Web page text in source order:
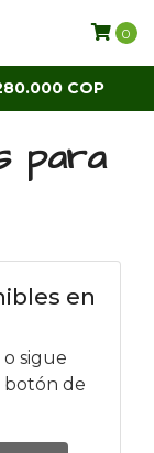
COP
0
para
en
sigue
botón de